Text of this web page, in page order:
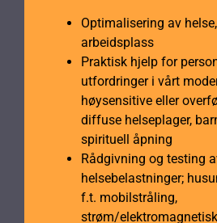
Optimalisering av
arbeidsplass
Praktisk hjelp for
utfordringer i vårt
høysensitive eller
diffuse helseplager,
spirituell åpning
Rådgivning og testing
helsebelastninger;
f.t. mobilstråling,
strøm/